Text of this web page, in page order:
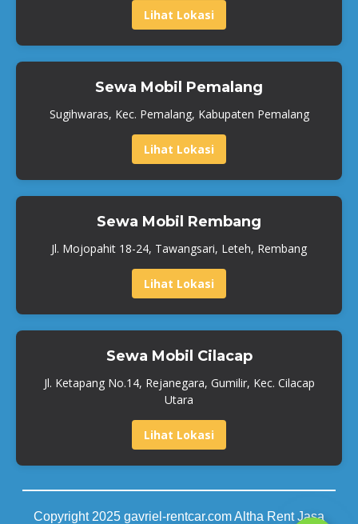
Lihat Lokasi
Sewa Mobil Pemalang
Sugihwaras, Kec. Pemalang, Kabupaten Pemalang
Lihat Lokasi
Sewa Mobil Rembang
Jl. Mojopahit 18-24, Tawangsari, Leteh, Rembang
Lihat Lokasi
Sewa Mobil Cilacap
Jl. Ketapang No.14, Rejanegara, Gumilir, Kec. Cilacap
Utara
Lihat Lokasi
Copyright 2025 gavriel-rentcar.com Altha Rent Jasa